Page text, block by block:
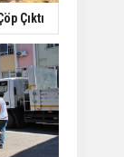
50
sahip
Çıktı